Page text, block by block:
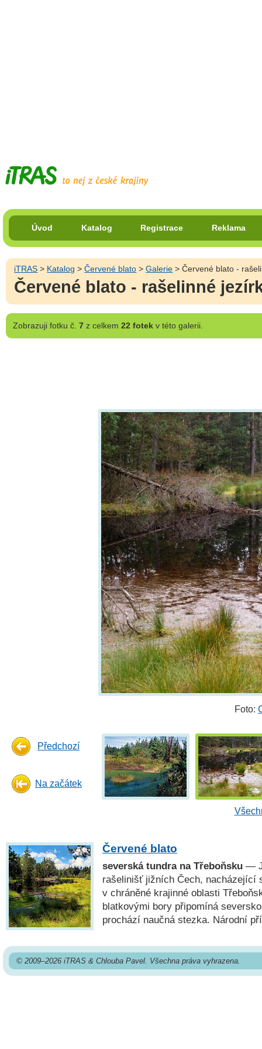
Úvod Katalog Registrace Reklama
iTRAS > Katalog >Červené blato >Galerie > Červené blato -
Červené blato - rašelinné
Zobrazujifotku č. 7z celkem 22 fotekv této galerii.
Foto:
Předchozí
Na začátek
Červené blato
severská tundra na Třeboňsku —
rašelinišť jižních Čech, nacházející
v chráněné krajinné oblasti
blatkovými bory připomíná
prochází naučná stezka. Národní
© 2009–2026 iTRAS & Chlouba Pavel. Všechna práva vyhrazena.